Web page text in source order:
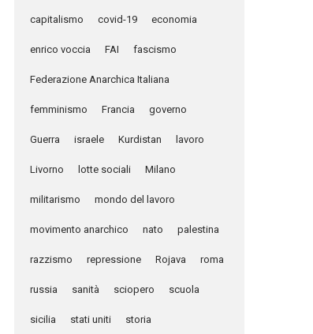
capitalismo covid-19 economia
enrico voccia FAI fascismo
Federazione Anarchica Italiana
femminismo Francia governo
Guerra israele Kurdistan lavoro
Livorno lotte sociali Milano
militarismo mondo del lavoro
movimento anarchico nato palestina
razzismo repressione Rojava roma
russia sanità sciopero scuola
sicilia stati uniti storia